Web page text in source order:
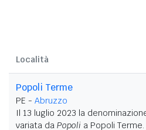
Località
Popoli Terme
PE - Abruzzo
Il 13 luglio 2023 la
variata da Popoli a Popoli Terme.